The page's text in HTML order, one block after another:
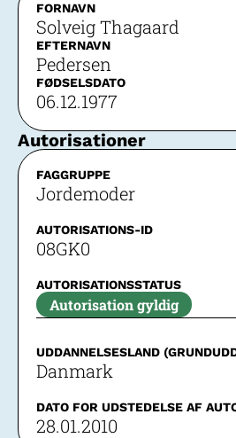
FORNAVN
Solveig Thagaard
EFTERNAVN
Pedersen
FØDSELSDATO
06.12.1977
Autorisationer
FAGGRUPPE
Jordemoder
AUTORISATIONS-ID
08GK0
AUTORISATIONSSTATUS
Autorisation gyldig
UDDANNELSESLAND
Danmark
DATO FOR UDSTEDELSE AF
28.01.2010